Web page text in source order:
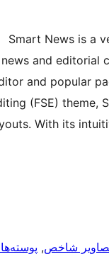
Smart News is a
news and editorial
and popular
(FSE) theme,
With its
شاخص,